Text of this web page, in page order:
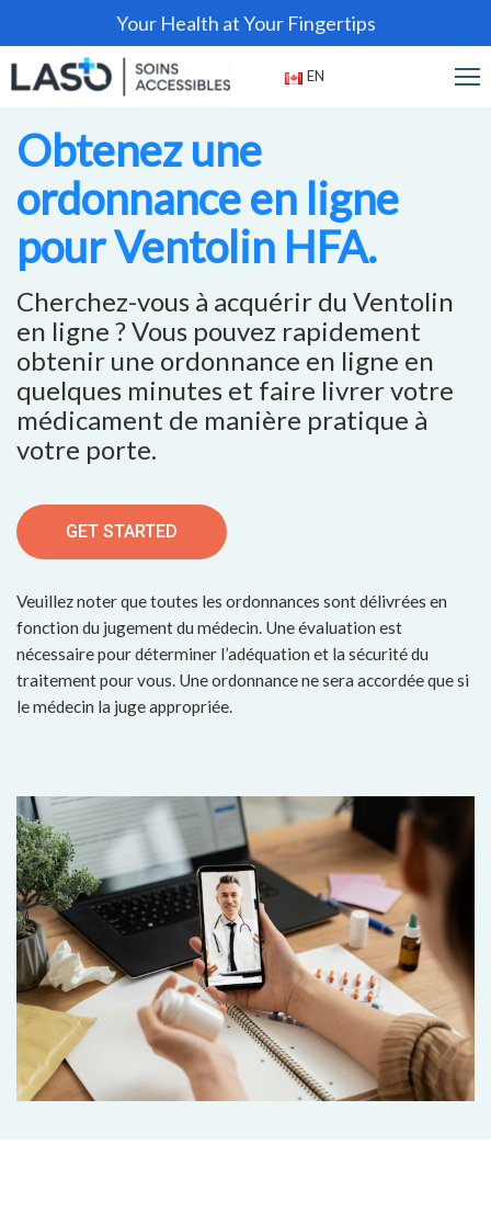
Your Health at Your Fingertips
EN
Obtenez une
ordonnance en ligne
pour Ventolin HFA.
Cherchez-vous à acquérir du Ventolin
en ligne ? Vous pouvez rapidement
obtenir une ordonnance en ligne en
quelques minutes et faire livrer votre
médicament de manière pratique à
votre porte.
GET STARTED
Veuillez noter que toutes les ordonnances sont délivrées en
fonction du jugement du médecin. Une évaluation est
nécessaire pour déterminer l’adéquation et la sécurité du
traitement pour vous. Une ordonnance ne sera accordée que si
le médecin la juge appropriée.